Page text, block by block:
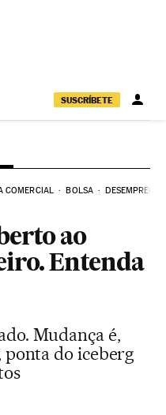
SUSCRÍBETE
COMERCIAL BOLSA DESEMPREGO
ao
Entenda
Mudança é,
ponta do iceberg